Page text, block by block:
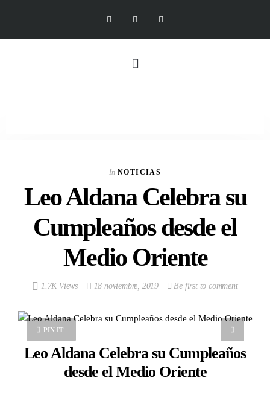
In NOTICIAS
Leo Aldana Celebra su
Cumpleaños desde el
Medio Oriente
1.7K Views 18 noviembre, 2019 Be first to comment
PIN IT
Leo Aldana Celebra su Cumpleaños
desde el Medio Oriente